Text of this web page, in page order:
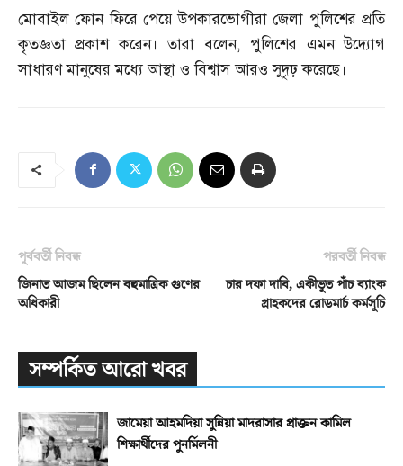
মোবাইল ফোন ফিরে পেয়ে উপকারভোগীরা জেলা পুলিশের প্রতি
কৃতজ্ঞতা প্রকাশ করেন। তারা বলেন, পুলিশের এমন উদ্যোগ
সাধারণ মানুষের মধ্যে আস্থা ও বিশ্বাস আরও সুদৃঢ় করেছে।
পূর্ববর্তী নিবন্ধ
জিনাত আজম ছিলেন বহুমাত্রিক গুণের
অধিকারী
পরবর্তী নিবন্ধ
চার দফা দাবি, একীভূত পাঁচ ব্যাংক
গ্রাহকদের রোডমার্চ কর্মসূচি
সম্পর্কিত আরো খবর
জামেয়া আহমদিয়া সুন্নিয়া মাদরাসার প্রাক্তন কামিল
শিক্ষার্থীদের পুনর্মিলনী